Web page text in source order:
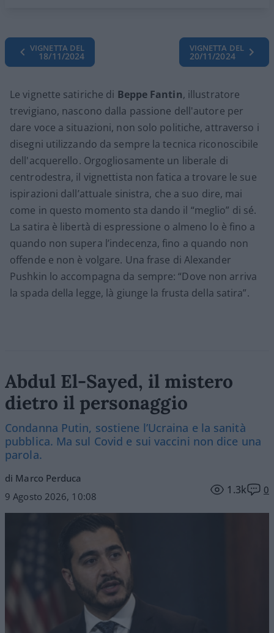
VIGNETTA DEL
18/11/2024
VIGNETTA DEL
20/11/2024
Le vignette satiriche di Beppe Fantin, illustratore
trevigiano, nascono dalla passione dell'autore per
dare voce a situazioni, non solo politiche, attraverso i
disegni utilizzando da sempre la tecnica riconoscibile
dell'acquerello. Orgogliosamente un liberale di
centrodestra, il vignettista non fatica a trovare le sue
ispirazioni dall’attuale sinistra, che a suo dire, mai
come in questo momento sta dando il “meglio” di sé.
La satira è libertà di espressione o almeno lo è fino a
quando non supera l’indecenza, fino a quando non
offende e non è volgare. Una frase di Alexander
Pushkin lo accompagna da sempre: “Dove non arriva
la spada della legge, là giunge la frusta della satira”.
Abdul El-Sayed, il mistero
dietro il personaggio
Condanna Putin, sostiene l’Ucraina e la sanità
pubblica. Ma sul Covid e sui vaccini non dice una
parola.
di Marco Perduca
9 Agosto 2026, 10:08
1.3k 0